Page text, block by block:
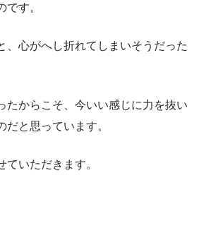
です。
、心がへし折れてしまいそうだった
たからこそ、今いい感じに力を抜い
だと思っています。
いただきます。